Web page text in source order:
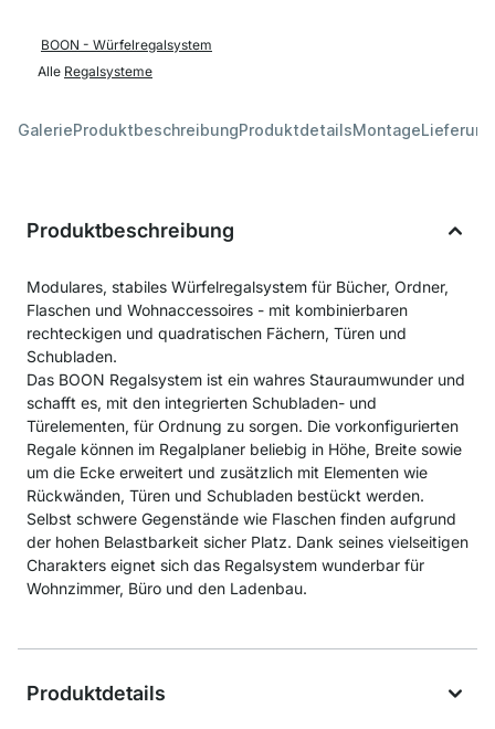
BOON - Würfelregalsystem
Alle Regalsysteme
GalerieProduktbeschreibungProduktdetailsMontage
Produktbeschreibung
Modulares, stabiles Würfelregalsystem für Bücher, Ordner,
Flaschen und Wohnaccessoires - mit kombinierbaren
rechteckigen und quadratischen Fächern, Türen und
Schubladen.
Das BOON Regalsystem ist ein wahres Stauraumwunder und
schafft es, mit den integrierten Schubladen- und
Türelementen, für Ordnung zu sorgen. Die vorkonfigurierten
Regale können im Regalplaner beliebig in Höhe, Breite sowie
um die Ecke erweitert und zusätzlich mit Elementen wie
Rückwänden, Türen und Schubladen bestückt werden.
Selbst schwere Gegenstände wie Flaschen finden aufgrund
der hohen Belastbarkeit sicher Platz. Dank seines vielseitigen
Charakters eignet sich das Regalsystem wunderbar für
Wohnzimmer, Büro und den Ladenbau.
Produktdetails